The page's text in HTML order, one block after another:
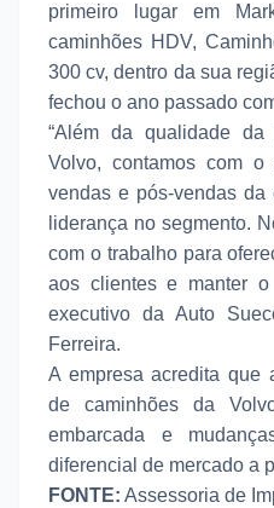
primeiro lugar em
caminhões HDV,
300 cv, dentro da sua
fechou o ano passado
“Além da qualidade
Volvo, contamos com
vendas e pós-vendas da
liderança no segmento.
com o trabalho para
aos clientes e manter o
executivo da Auto
Ferreira.
A empresa acredita que
de caminhões da
embarcada e
diferencial de mercado a
FONTE: Assessoria de